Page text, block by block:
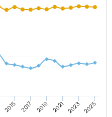
2015 2017 2019 2021 2023 2025